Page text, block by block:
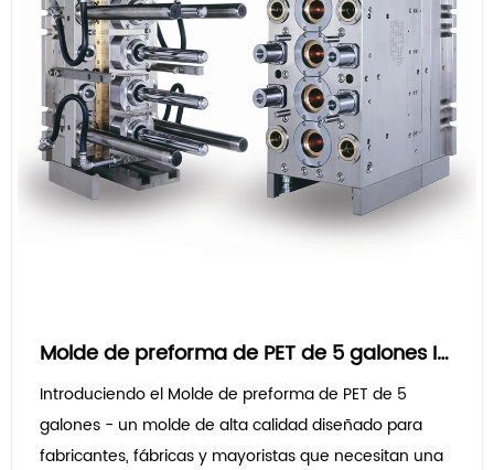
Molde de preforma de PET de 5 galones Introducción relacionada
Introduciendo el Molde de preforma de PET de 5
galones - un molde de alta calidad diseñado para
fabricantes, fábricas y mayoristas que necesitan una